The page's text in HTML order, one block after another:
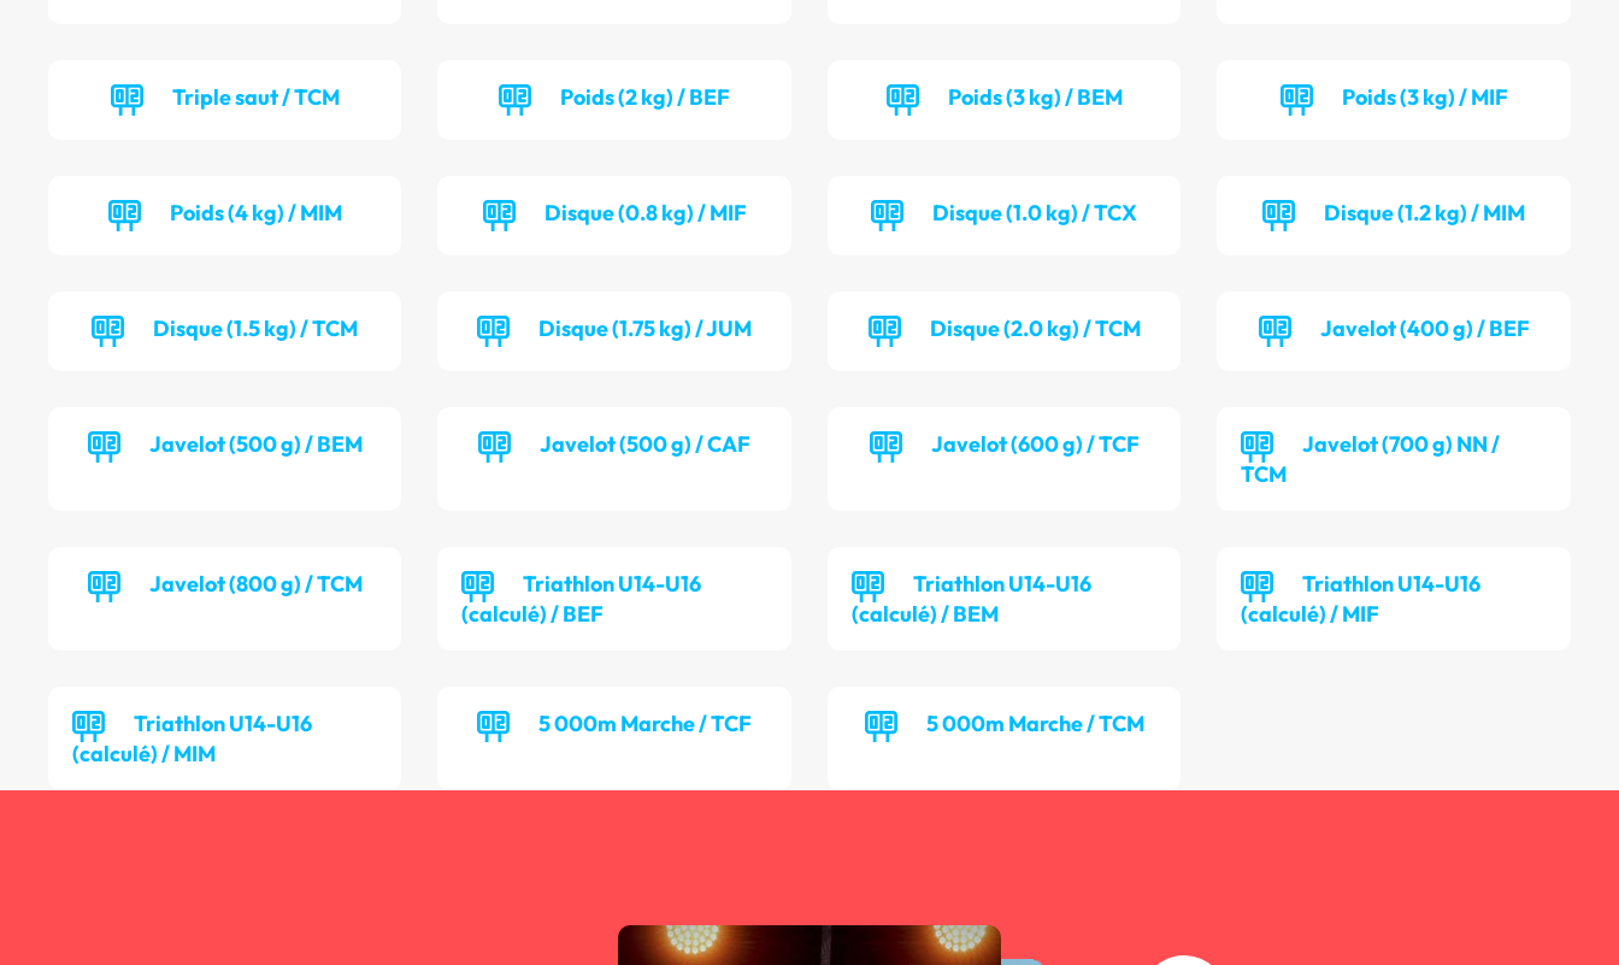
Triple saut / TCM Poids (2 kg) / BEF Poids (3 kg) / BEM Poids (3 kg) / MIF
Poids (4 kg) / MIM Disque (0.8 kg) / MIF Disque (1.0 kg) / TCX Disque (1.2 kg) / MIM
Disque (1.5 kg) / TCM Disque (1.75 kg) / JUM Disque (2.0 kg) / TCM Javelot (400 g) / BEF
Javelot (500 g) / BEM Javelot (500 g) / CAF Javelot (600 g) / TCF
Javelot (700 g) NN /
TCM
Javelot (800 g) / TCM
Triathlon U14-U16
(calculé) / BEF
Triathlon U14-U16
(calculé) / BEM
Triathlon U14-U16
(calculé) / MIF
Triathlon U14-U16
(calculé) / MIM
5 000m Marche / TCF 5 000m Marche / TCM